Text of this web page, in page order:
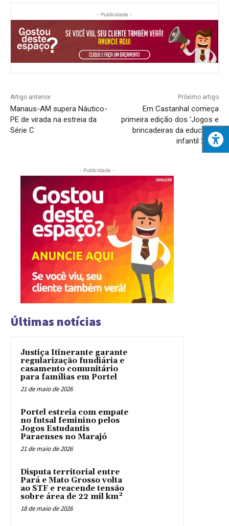
- Publicidade -
Artigo anterior
Manaus-AM supera Náutico-
PE de virada na estreia da
Série C
Próximo artigo
Em Castanhal começa
primeira edição dos ‘Jogos e
brincadeiras da educação
infantil 2023’
- Publicidade -
Últimas notícias
Justiça Itinerante garante
regularização fundiária e
casamento comunitário
para famílias em Portel
21 de maio de 2026
Portel estreia com empate
no futsal feminino pelos
Jogos Estudantis
Paraenses no Marajó
21 de maio de 2026
Disputa territorial entre
Pará e Mato Grosso volta
ao STF e reacende tensão
sobre área de 22 mil km²
18 de maio de 2026